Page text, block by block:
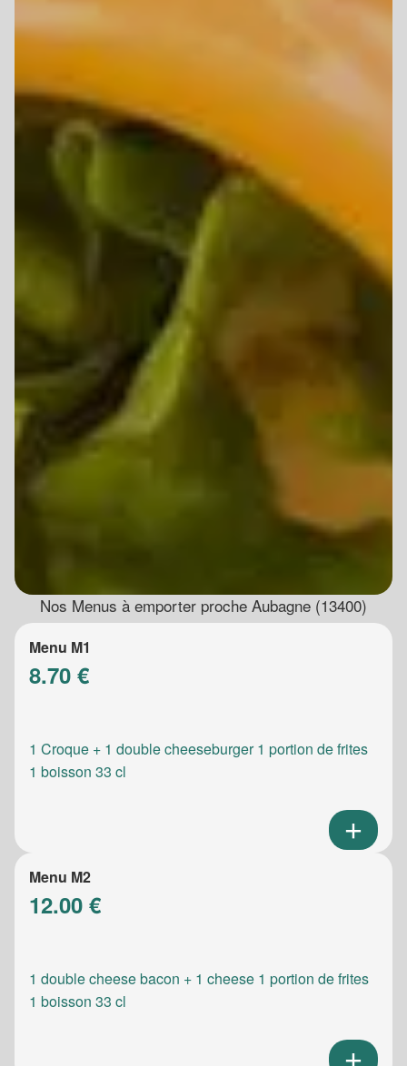
Nos Menus à emporter proche Aubagne (13400)
Menu M1
8.70 €
1 Croque + 1 double cheeseburger 1 portion de frites
1 boisson 33 cl
Menu M2
12.00 €
1 double cheese bacon + 1 cheese 1 portion de frites
1 boisson 33 cl